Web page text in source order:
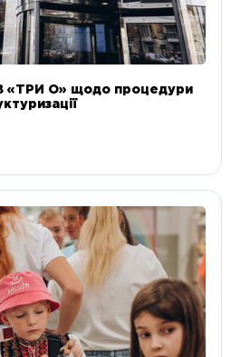
«ТРИ О» щодо процедури